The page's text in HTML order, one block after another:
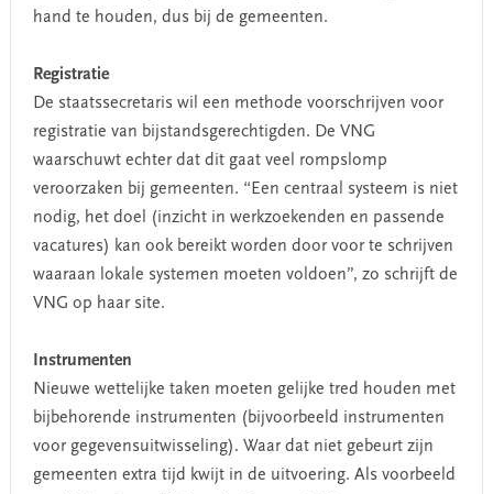
hand te houden, dus bij de gemeenten.
Registratie
De staatssecretaris wil een methode voorschrijven voor
registratie van bijstandsgerechtigden. De VNG
waarschuwt echter dat dit gaat veel rompslomp
veroorzaken bij gemeenten. “Een centraal systeem is niet
nodig, het doel (inzicht in werkzoekenden en passende
vacatures) kan ook bereikt worden door voor te schrijven
waaraan lokale systemen moeten voldoen”, zo schrijft de
VNG op haar site.
Instrumenten
Nieuwe wettelijke taken moeten gelijke tred houden met
bijbehorende instrumenten (bijvoorbeeld instrumenten
voor gegevensuitwisseling). Waar dat niet gebeurt zijn
gemeenten extra tijd kwijt in de uitvoering. Als voorbeeld